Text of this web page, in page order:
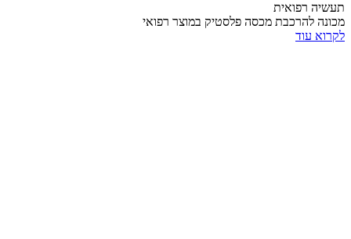
תעשיה רפואית
מכונה להרכבת מכסה פלסטיק במוצר רפואי
לקרוא עוד